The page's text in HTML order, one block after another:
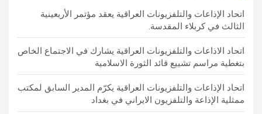
اتحاد الإذاعات والتلفزيونات العراقية يعقد مؤتمر الأربعينية
الثالث في كربلاء المقدسة.
اتحاد الاذاعات والتلفزيونات العراقية يشارك في الاجتماع الخاص
بتغطية مراسم تشييع قائد الثورة الاسلامية
اتحاد الإذاعات والتلفزيونات العراقية يكرّم المدير السابق لمكتب
ممثلية الإذاعة والتلفزيون الايراني في بغداد